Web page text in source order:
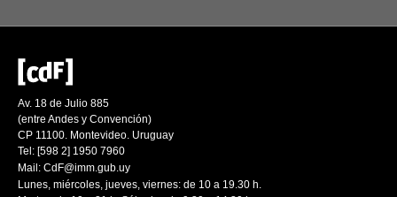
Av. 18 de Julio 885
(entre Andes y Convención)
CP 11100. Montevideo. Uruguay
Tel: [598 2] 1950 7960
Mail: CdF@imm.gub.uy
Lunes, miércoles, jueves, viernes: de 10 a 19.30 h.